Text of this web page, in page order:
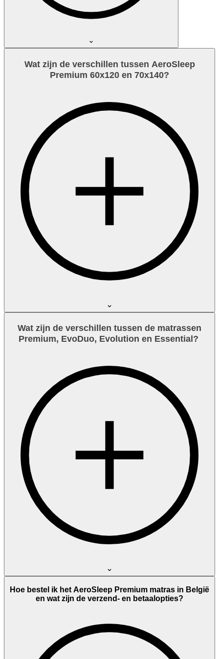
Wat zijn de verschillen tussen AeroSleep
Premium 60x120 en 70x140?
Wat zijn de verschillen tussen de matrassen
Premium, EvoDuo, Evolution en Essential?
Hoe bestel ik het AeroSleep Premium matras in België
en wat zijn de verzend- en betaalopties?